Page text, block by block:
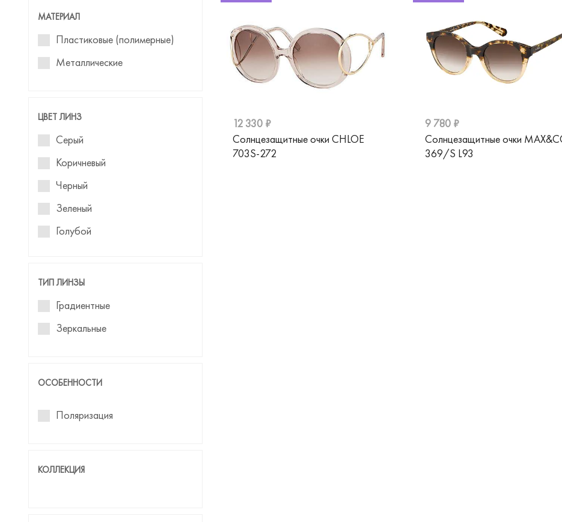
МАТЕРИАЛ
Пластиковые (полимерные)
Металлические
ЦВЕТ ЛИНЗ
Серый
Коричневый
Черный
Зеленый
Голубой
ТИП ЛИНЗЫ
Градиентные
Зеркальные
ОСОБЕННОСТИ
Поляризация
КОЛЛЕКЦИЯ
12 330 ₽
Солнцезащитные очки CHLOE
703S-272
9 780 ₽
Солнцезащитные очки
369/S L93